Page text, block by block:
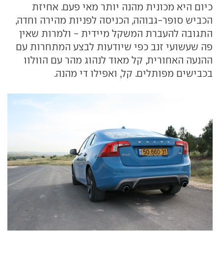
כיום היא מכונית מהנה יותר מאי פעם. אחיזת
הכביש סופר-גבוהה, הכניסה לפניות מהירה וחדה,
התגובה להעברת המשקל מיידית - ולמרות שאין
פה שעשועי זנב כפי שיודעות לבצע המתחרות עם
ההנעה האחורית, קל מאוד לנהוג מהר עם הוולוו
בכבישים מפותלים. קל, ואפילו די מהנה.